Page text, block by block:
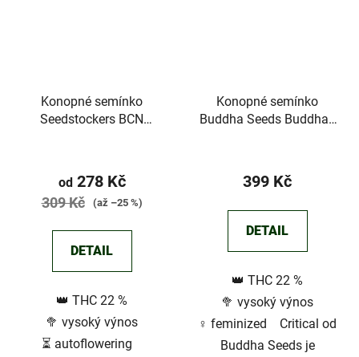
Konopné semínko
Seedstockers BCN
od278 Kč
309 Kč (až –25 %)
DETAIL
👑 THC 22 %
🥦 vysoký výnos
⏳ autoflowering
Konopné semínko
Buddha Seeds Buddha's
hodnocení
je
4,3
5
hvězdiček.
399 Kč
DETAIL
👑 THC 22 %
🥦 vysoký výnos
♀️ feminized Critical od
Buddha Seeds je